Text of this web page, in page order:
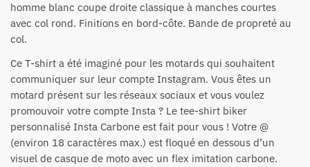
homme blanc coupe droite classique à manches courtes
avec col rond. Finitions en bord-côte. Bande de propreté au
col.
Ce T-shirt a été imaginé pour les motards qui souhaitent
communiquer sur leur compte Instagram. Vous êtes un
motard présent sur les réseaux sociaux et vous voulez
promouvoir votre compte Insta ? Le tee-shirt biker
personnalisé Insta Carbone est fait pour vous ! Votre @
(environ 18 caractères max.) est floqué en dessous d’un
visuel de casque de moto avec un flex imitation carbone.